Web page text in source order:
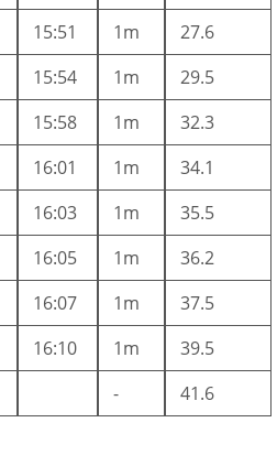
15:51 1m
27.6
15:54 1m
29.5
15:58 1m
32.3
16:01 1m
34.1
16:03 1m
35.5
16:05 1m
36.2
16:07 1m
37.5
16:10 1m
39.5
- 41.6